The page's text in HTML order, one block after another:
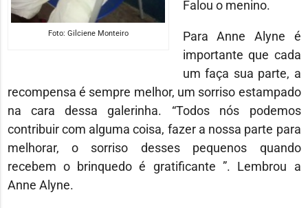
Foto: Gilciene Monteiro
Falou o menino.
Para Anne Alyne é
importante que cada
um faça sua parte, a
recompensa é sempre melhor, um sorriso estampado
na cara dessa galerinha. “Todos nós podemos
contribuir com alguma coisa, fazer a nossa parte para
melhorar, o sorriso desses pequenos quando
recebem o brinquedo é gratificante ”. Lembrou a
Anne Alyne.